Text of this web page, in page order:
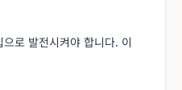
로 발전시켜야 합니다. 이